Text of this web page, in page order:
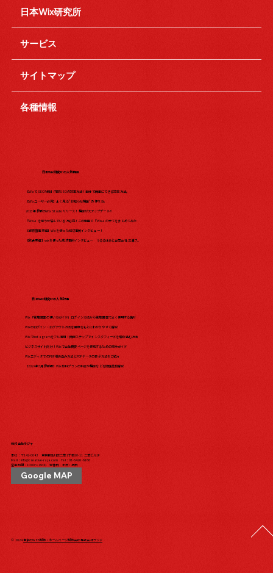
日本Wix研究所の人気動画
【WixでSEO対策】内部SEOの設定方法！自分で簡単にできる設定方法。
【Wixユーザー必見】よく見る"お知らせ機能"の作り方。
2023年最新のWix Studio リリース！機能が大アップデート?!
『Wix』を使うか悩んでいる方必見！この動画で『Wix』の全てをまとめてみた​
【保育園事業編】Wixを使った成功事例インタビュー！
【飲食業編】wixを使った成功事例インタビュー うるるはあと合同会社 三浦さ...
日本Wix研究所の人気記事
Wix「管理画面の使い方ガイド」ログイン方法から管理画面でよく使用する箇所
Wixのログイン・ログアウト方法を画像をもとにわかりやすく解説
WixでInstagramをフル活用！簡単ステップでインスタフィードを埋め込む方法
ビジネスサイト向け！Wixで会社概要ページを作成するための完全ガイド
WixエディタでのPDF埋め込み方法とPDFデータの表示方法をご紹介
【2024年5月最新版】Wix有料プランの料金や機能などを徹底比較解説
株式会社ラジャ
本社：〒142-0043 東京都品川区二葉1丁目10-11 二葉ビル1F
Mail： info@creative-raja.com Tel： 03-6426-6166
営業時間：10:00〜19:00 定休日：土日・祝日
Google MAP
© 2024東京のWEB制作・ホームページ制作会社 株式会社ラジャ
日本Wix研究所
サービス
サイトマップ
各種情報